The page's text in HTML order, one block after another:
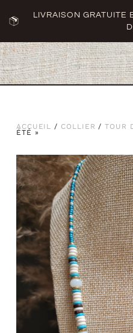
LIVRAISON GRATUITE
ACCUEIL / COLLIER /TOUR
ÉTÉ »